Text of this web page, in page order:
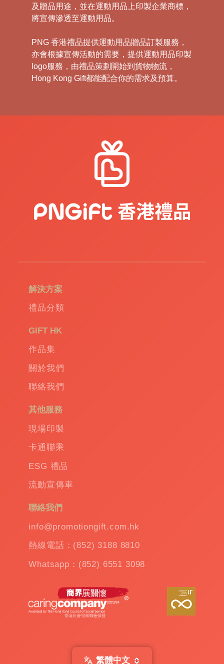
及贈品用途，並在運動用品上印製企業商標，
將宣傳滲透至運動用品。
PNG 香港禮品提供運動用品贈品訂製服務，
亦會根據宣傳活動的需要，提供運動用品印製
logo服務，由禮品策劃開始到貨物物流，
Hong Kong Gift都能配合你的需求及預算。
解決方案
禮品分類
GIFT HK
作品集
關於我們
聯絡我們
其他服務
現場印製
卡通聯乘
ESG 禮品
流動宣傳車
聯絡我們
info@promotiongift.com.hk
熱線電話：(852) 3188 8810
Whatsapp：(852) 6551 3098
繁體中文